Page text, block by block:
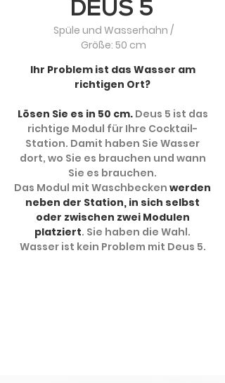
DEUS 5
Spüle und Wasserhahn /
Größe: 50 cm
Ihr Problem ist das Wasser am
richtigen Ort?
Lösen Sie es in 50 cm.Deus 5 ist das
richtige Modul für Ihre Cocktail-
Station. Damit haben Sie Wasser
dort, wo Sie es brauchen und wann
Sie es brauchen.
Das Modul mit Waschbecken werden
neben der Station, in sich selbst
oder zwischen zwei Modulen
platziert. Sie haben die Wahl.
Wasser ist kein Problem mit Deus 5.